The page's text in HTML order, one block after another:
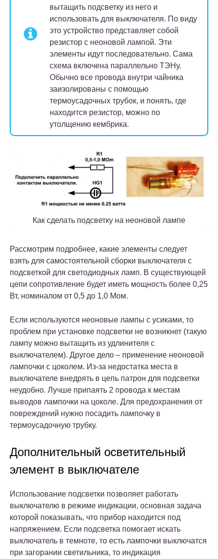
вытащить подсветку из него и
использовать для выключателя. По виду
это устройство представляет собой
резистор с неоновой лампой. Эти
элементы идут последовательно. Сама
схема включена параллельно ТЭНу.
Обычно все провода внутри чайника
заизолированы с помощью
термоусадочных трубок, и понять, где
находится резистор, можно по
утолщению кембрика.
Как сделать подсветку на неоновой лампе
Рассмотрим подробнее, какие элементы следует
взять для самостоятельной сборки выключателя с
подсветкой для светодиодных ламп. В существующей
цепи сопротивление будет иметь мощность более 0,25
Вт, номиналом от 0,5 до 1,0 Мом.
Если используются неоновые лампы с усиками, то
проблем при установке подсветки не возникнет (такую
лампу можно вытащить из удлинителя с
выключателем). Другое дело – применение неоновой
лампочки с цоколем. Из-за недостатка места в
выключателе внедрять в цепь патрон для подсветки
неудобно. Лучше припаять 2 провода к местам
выводов лампочки на цоколе. Для предохранения от
повреждений нужно посадить лампочку в
термоусадочную трубку.
Дополнительный осветительный
элемент в выключателе
Использование подсветки позволяет работать
выключателю в режиме индикации, основная задача
которой показывать, что прибор находится под
напряжением. Если подсветка помогает искать
выключатель в темноте, то есть лампочки выключатся
при загорании светильника, то индикация